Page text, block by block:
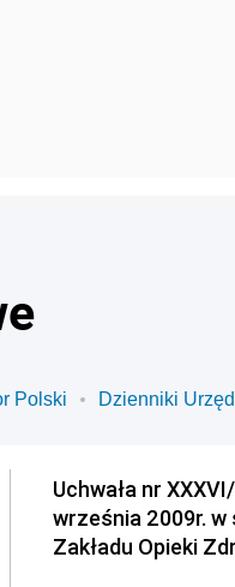
Polski Dzienniki
Uchwała nr
września 2009r.
Zakładu Opieki